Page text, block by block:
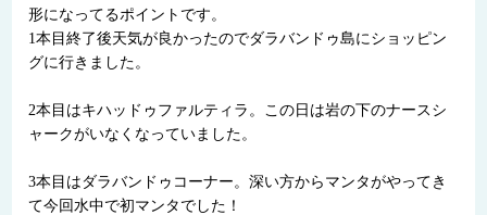
形になってるポイントです。
1本目終了後天気が良かったのでダラバンドゥ島にショッピン
グに行きました。
2本目はキハッドゥファルティラ。この日は岩の下のナースシ
ャークがいなくなっていました。
3本目はダラバンドゥコーナー。深い方からマンタがやってき
て今回水中で初マンタでした！